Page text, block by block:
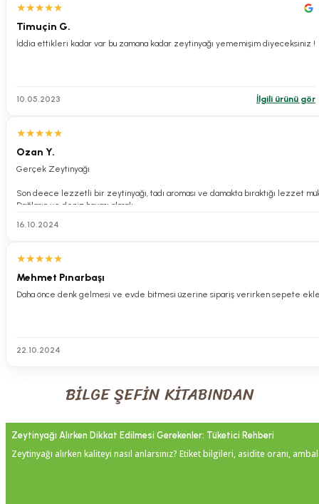
Olivos Doğal Gizli Bahçe Seri Orkide Ve Zeytinyağlı Katı Sabun Orkideli
0.0 Puan - 0 Yorum
Olivos Sıvı Sabun Okaliptus (Sanat Koleksiyonu)
0.0 Puan - 0 Yorum
★★★★★
Timuçin G.
İddia ettikleri kadar var bu zamana kadar zeytinyağı yememişim diyeceksiniz !
10.05.2023 İlgili ürünü gör
★★★★★
Ozan Y.
Gerçek Zeytinyağı
Son deece lezzetli bir zeytinyağı, tadı aroması ve damakta bıraktığı lezzet
Dağların ve deniz havası almalı
16.10.2024
★★★★★
Mehmet Pınarbaşı
Daha önce denk gelmesi ve evde bitmesi üzerine sipariş verirken sepete
22.10.2024
BİLGE ŞEFİN KİTABINDAN
Zeytinyağı Alırken Dikkat Edilmesi Gerekenler: Tüketici Rehberi
Zeytinyağı alırken kaliteyi nasıl anlarsınız? Etiket bilgileri, asidite oranı,